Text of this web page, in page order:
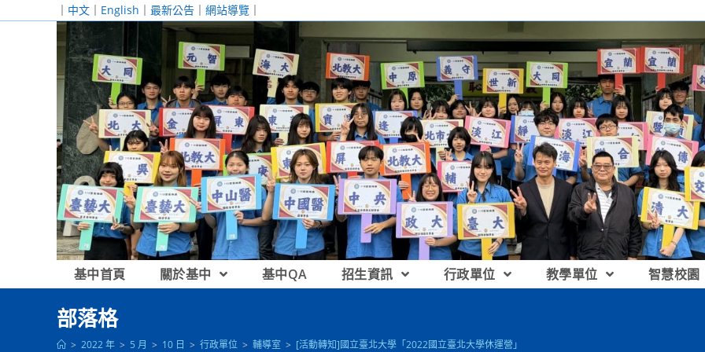
｜ 中文 ｜ English ｜ 最新公告 ｜ 網站導覽 ｜
基中首頁 關於基中 基中QA 招生資訊 行政單位 教學單位 智慧校園
部落格
> 2022 年 > 5 月 > 10 日 > 行政單位 > 輔導室 > [活動轉知]國立臺北大學「2022國立臺北大學休運營」